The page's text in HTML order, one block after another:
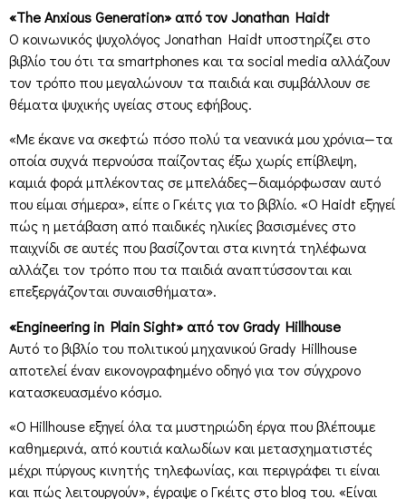
«The Anxious Generation» από τον Jonathan Haidt
Ο κοινωνικός ψυχολόγος Jonathan Haidt υποστηρίζει στο
βιβλίο του ότι τα smartphones και τα social media αλλάζουν
τον τρόπο που μεγαλώνουν τα παιδιά και συμβάλλουν σε
θέματα ψυχικής υγείας στους εφήβους.
«Με έκανε να σκεφτώ πόσο πολύ τα νεανικά μου χρόνια—τα
οποία συχνά περνούσα παίζοντας έξω χωρίς επίβλεψη,
καμιά φορά μπλέκοντας σε μπελάδες—διαμόρφωσαν αυτό
που είμαι σήμερα», είπε ο Γκέιτς για το βιβλίο. «Ο Haidt εξηγεί
πώς η μετάβαση από παιδικές ηλικίες βασισμένες στο
παιχνίδι σε αυτές που βασίζονται στα κινητά τηλέφωνα
αλλάζει τον τρόπο που τα παιδιά αναπτύσσονται και
επεξεργάζονται συναισθήματα».
«Engineering in Plain Sight» από τον Grady Hillhouse
Αυτό το βιβλίο του πολιτικού μηχανικού Grady Hillhouse
αποτελεί έναν εικονογραφημένο οδηγό για τον σύγχρονο
κατασκευασμένο κόσμο.
«Ο Hillhouse εξηγεί όλα τα μυστηριώδη έργα που βλέπουμε
καθημερινά, από κουτιά καλωδίων και μετασχηματιστές
μέχρι πύργους κινητής τηλεφωνίας, και περιγράφει τι είναι
και πώς λειτουργούν», έγραψε ο Γκέιτς στο blog του. «Είναι